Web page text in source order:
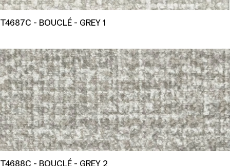
T4687C - BOUCLÉ - GREY 1
T4688C - BOUCLÉ - GREY 2